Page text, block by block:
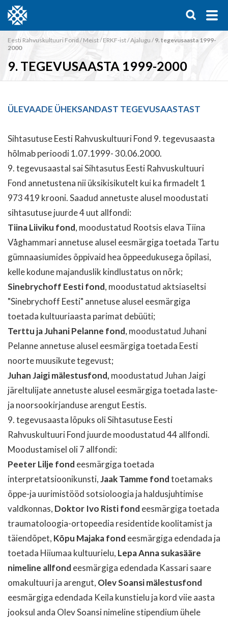
Eesti Rahvuskultuuri Fond /Meist/ERKF-ist/Ajalugu /9. tegevusaasta 1999-
2000
9. TEGEVUSAASTA 1999-2000
ÜLEVAADE ÜHEKSANDAST TEGEVUSAASTAST
Sihtasutuse Eesti Rahvuskultuuri Fond 9. tegevusaasta
hõlmab perioodi 1.07.1999- 30.06.2000.
9. tegevusaastal sai Sihtasutus Eesti Rahvuskultuuri
Fond annetustena nii üksikisikutelt kui ka firmadelt 1
973 419 krooni. Saadud annetuste alusel moodustati
sihtasutuse juurde 4 uut allfondi:
Tiina Liiviku fond, moodustatud Rootsis elava Tiina
Våghammari annetuse alusel eesmärgiga toetada Tartu
gümnaasiumides õppivaid hea õppeedukusega õpilasi,
kelle kodune majanduslik kindlustatus on nõrk;
Sinebrychoff Eesti fond, moodustatud aktsiaseltsi
"Sinebrychoff Eesti" annetuse alusel eesmärgiga
toetada kultuuriaasta parimat debüüti;
Terttu ja Juhani Pelanne fond, moodustatud Juhani
Pelanne annetuse alusel eesmärgiga toetada Eesti
noorte muusikute tegevust;
Juhan Jaigi mälestusfond, moodustatud Juhan Jaigi
järeltulijate annetuste alusel eesmärgiga toetada laste-
ja noorsookirjanduse arengut Eestis.
9. tegevusaasta lõpuks oli Sihtasutuse Eesti
Rahvuskultuuri Fond juurde moodustatud 44 allfondi.
Moodustamisel oli 7 allfondi:
Peeter Lilje fond eesmärgiga toetada
interpretatsioonikunsti,Jaak Tamme fondtoetamaks
õppe-ja uurimistööd sotsioloogia ja haldusjuhtimise
valdkonnas, Doktor Ivo Risti fond eesmärgiga toetada
traumatoloogia-ortopeedia residentide koolitamist ja
täiendõpet, Kõpu Majaka fond eesmärgiga edendada ja
toetada Hiiumaa kultuurielu, Lepa Anna sukasääre
nimeline allfond eesmärgiga edendada Kassari saare
omakultuuri ja arengut, Olev Soansi mälestusfond
eesmärgiga edendada Keila kunstielu ja kord viie aasta
jooksul anda Olev Soansi nimeline stipendium ühele